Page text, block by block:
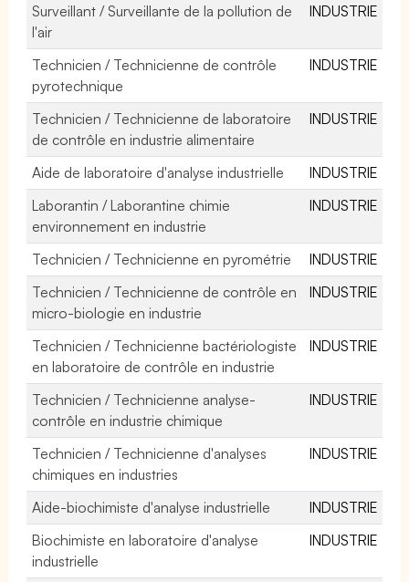
Surveillant / Surveillante de la pollution de
l'air
INDUSTRIE
Technicien / Technicienne de contrôle
pyrotechnique
INDUSTRIE
Technicien / Technicienne de laboratoire
de contrôle en industrie alimentaire
INDUSTRIE
Aide de laboratoire d'analyse industrielle
INDUSTRIE
Laborantin / Laborantine chimie
environnement en industrie
INDUSTRIE
Technicien / Technicienne en pyrométrie
INDUSTRIE
Technicien / Technicienne de contrôle en
micro-biologie en industrie
INDUSTRIE
Technicien / Technicienne bactériologiste
en laboratoire de contrôle en industrie
INDUSTRIE
Technicien / Technicienne analyse-
contrôle en industrie chimique
INDUSTRIE
Technicien / Technicienne d'analyses
chimiques en industries
INDUSTRIE
Aide-biochimiste d'analyse industrielle
INDUSTRIE
Biochimiste en laboratoire d'analyse
industrielle
INDUSTRIE